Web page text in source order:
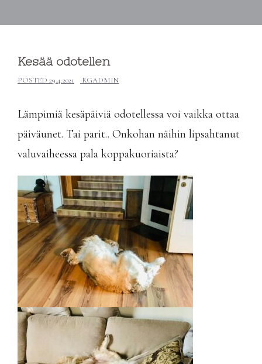
Kesää odotellen
POSTED 29.4.2021 RGADMIN
Lämpimiä kesäpäiviä odotellessa voi vaikka ottaa
päiväunet. Tai parit.. Onkohan näihin lipsahtanut
valuvaiheessa pala koppakuoriaista?